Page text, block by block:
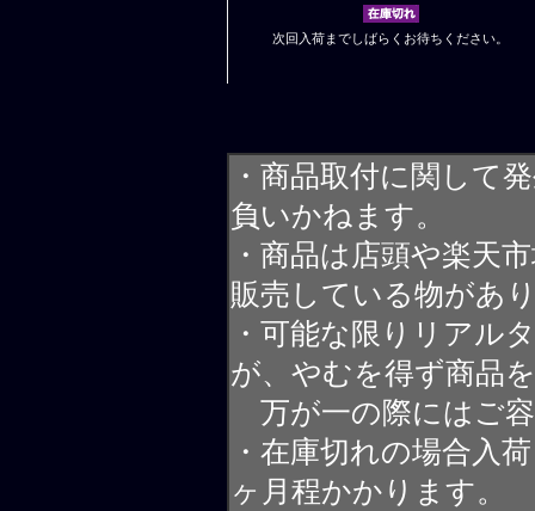
次回入荷までしばらくお待ちください。
・商品取付に関して
負いかねます。
・商品は店頭や楽天
販売している物があ
・可能な限りリアル
が、やむを得ず商品
万が一の際にはご
・在庫切れの場合入
ヶ月程かかります。